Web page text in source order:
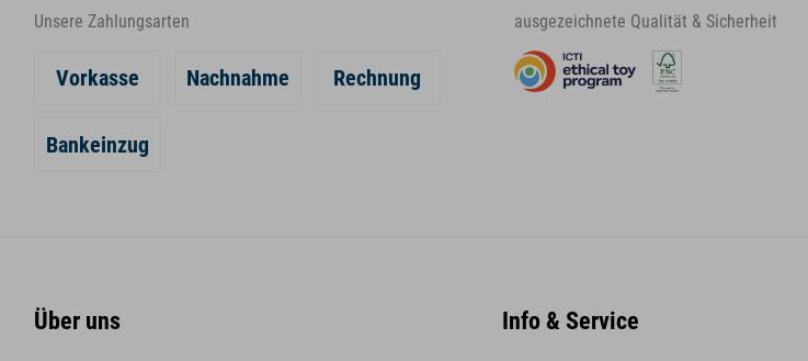
Unsere Zahlungsarten
Vorkasse Nachnahme Rechnung
Bankeinzug
ausgezeichnete Qualität & Sicherheit
Über uns Info & Service